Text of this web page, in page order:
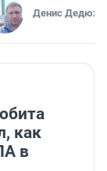
Денис
как
в